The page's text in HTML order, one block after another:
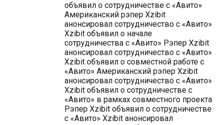
объявил о сотрудничестве с «Авито»
Американский рэпер Xzibit
анонсировал сотрудничество с «Авито»
Xzibit объявил о начале
сотрудничества с «Авито» Рэпер Xzibit
анонсировал сотрудничество с «Авито»
Xzibit объявил о совместной работе с
«Авито» Американский рэпер Xzibit
анонсировал сотрудничество с «Авито»
Xzibit объявил о сотрудничестве с
«Авито» в рамках совместного проекта
Рэпер Xzibit объявил о сотрудничестве
с «Авито» Xzibit анонсировал